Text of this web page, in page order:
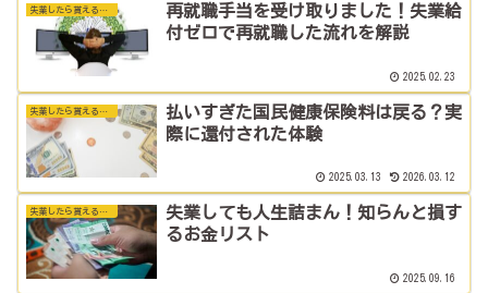
失業したら貰えるお金の話
再就職手当を受け取りました！失業給
付ゼロで再就職した流れを解説
2025.02.23
失業したら貰えるお金の話
払いすぎた国民健康保険料は戻る？実
際に還付された体験
2025.03.13 2026.03.12
失業したら貰えるお金の話
失業しても人生詰まん！知らんと損す
るお金リスト
2025.09.16